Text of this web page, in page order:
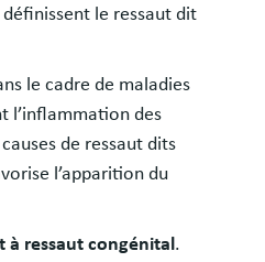
le ressaut dit
le cadre de maladies
l’inflammation des
de ressaut dits
l’apparition du
à ressaut congénital .